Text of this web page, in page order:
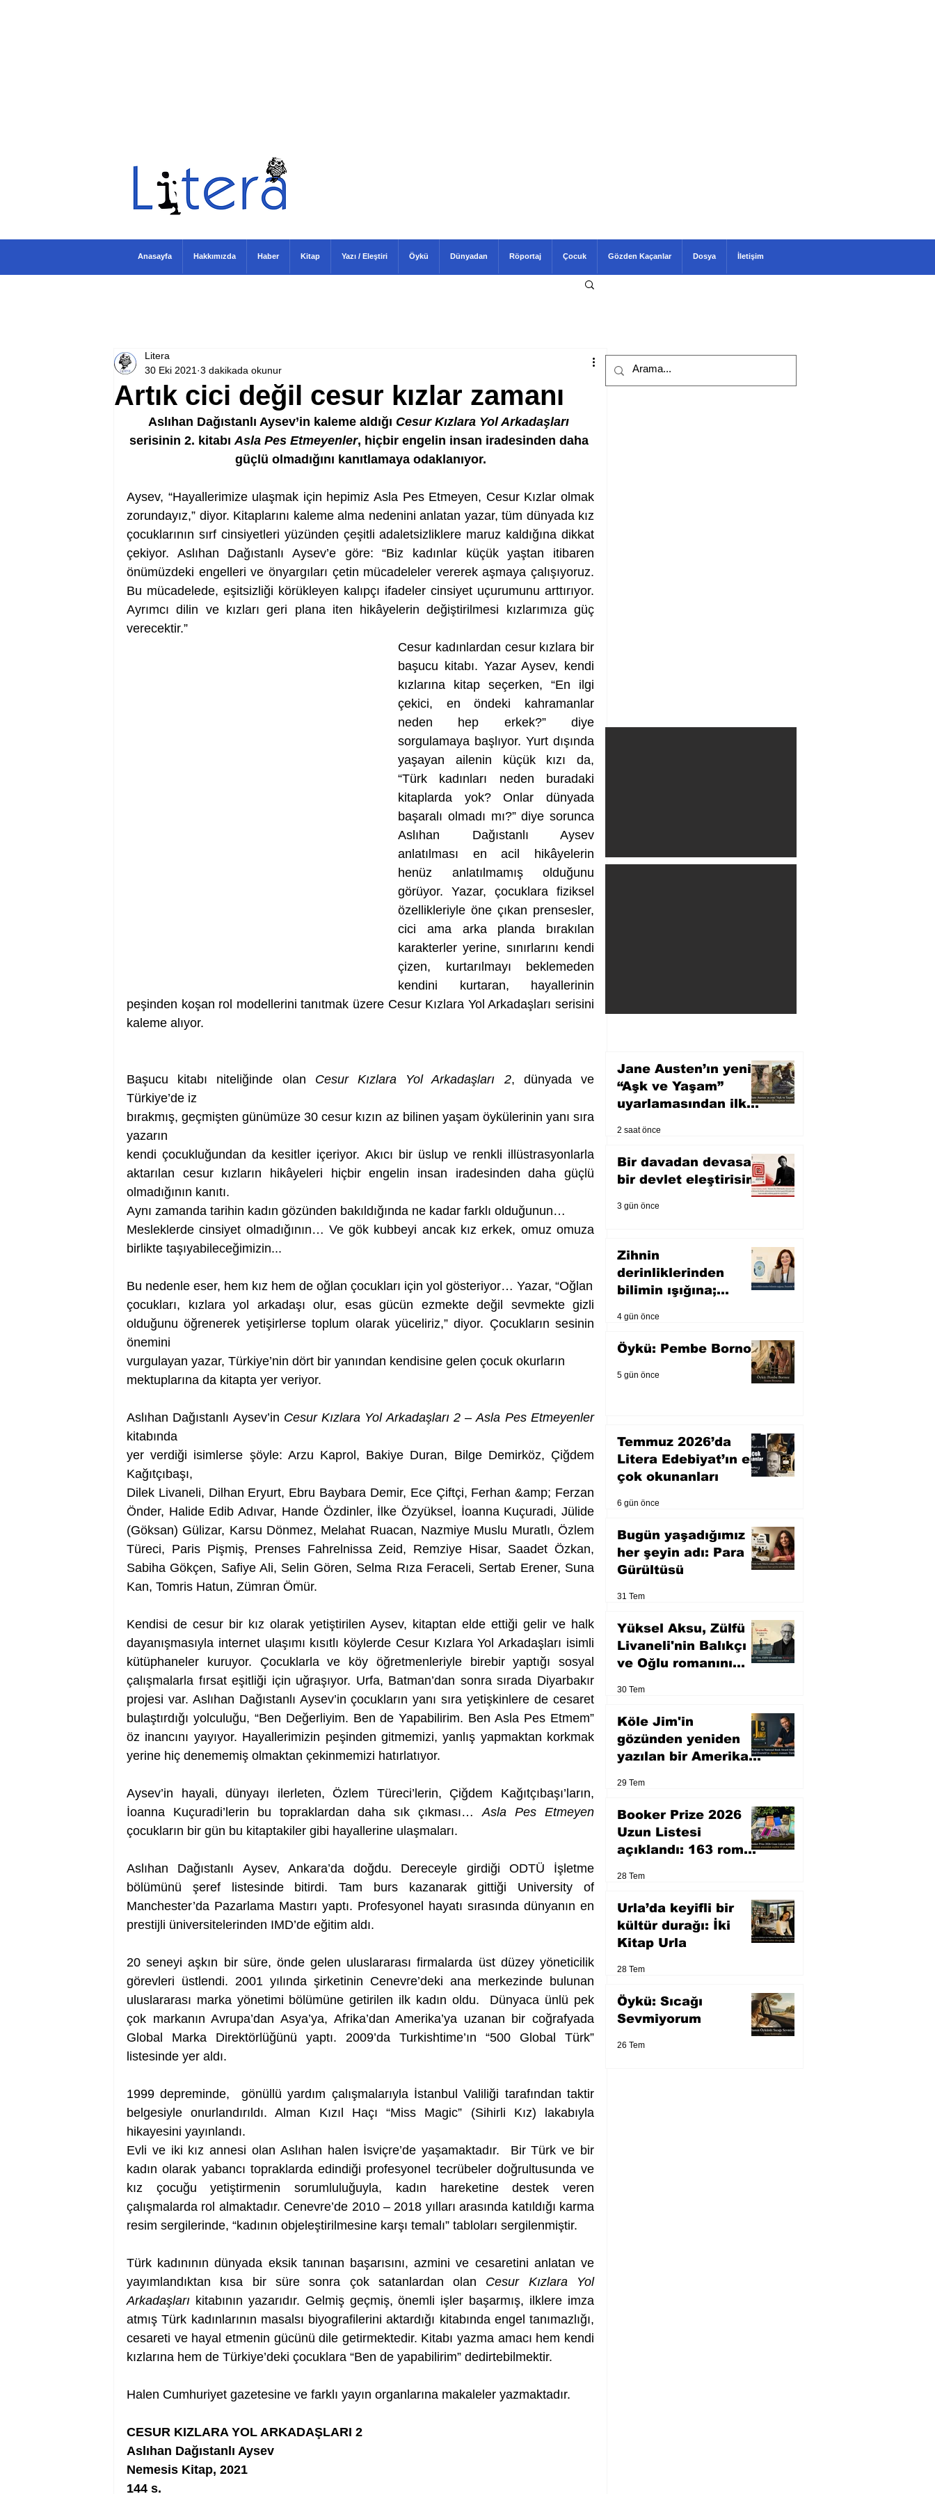
Artık cici değil cesur kızlar zamanı
Litera
30 Eki 2021 3 dakikada okunur
Aslıhan Dağıstanlı Aysev’in kaleme aldığı Cesur Kızlara Yol Arkadaşları
serisinin 2. kitabı Asla Pes Etmeyenler, hiçbir engelin insan iradesinden daha
güçlü olmadığını kanıtlamaya odaklanıyor.
Aysev, “Hayallerimize ulaşmak için hepimiz Asla Pes Etmeyen, Cesur Kızlar olmak
zorundayız,” diyor. Kitaplarını kaleme alma nedenini anlatan yazar, tüm dünyada kız
çocuklarının sırf cinsiyetleri yüzünden çeşitli adaletsizliklere maruz kaldığına dikkat
çekiyor. Aslıhan Dağıstanlı Aysev’e göre: “Biz kadınlar küçük yaştan itibaren
önümüzdeki engelleri ve önyargıları çetin mücadeleler vererek aşmaya çalışıyoruz.
Bu mücadelede, eşitsizliği körükleyen kalıpçı ifadeler cinsiyet uçurumunu arttırıyor.
Ayrımcı dilin ve kızları geri plana iten hikâyelerin değiştirilmesi kızlarımıza güç
verecektir.”
Cesur kadınlardan cesur kızlara bir
başucu kitabı. Yazar Aysev, kendi
kızlarına kitap seçerken, “En ilgi
çekici, en öndeki kahramanlar
neden hep erkek?” diye
sorgulamaya başlıyor. Yurt dışında
yaşayan ailenin küçük kızı da,
“Türk kadınları neden buradaki
kitaplarda yok? Onlar dünyada
başaralı olmadı mı?” diye sorunca
Aslıhan Dağıstanlı Aysev
anlatılması en acil hikâyelerin
henüz anlatılmamış olduğunu
görüyor. Yazar, çocuklara fiziksel
özellikleriyle öne çıkan prensesler,
cici ama arka planda bırakılan
karakterler yerine, sınırlarını kendi
çizen, kurtarılmayı beklemeden
kendini kurtaran, hayallerinin
peşinden koşan rol modellerini tanıtmak üzere Cesur Kızlara Yol Arkadaşları serisini
kaleme alıyor.
Başucu kitabı niteliğinde olan Cesur Kızlara Yol Arkadaşları 2, dünyada ve
Türkiye’de iz
bırakmış, geçmişten günümüze 30 cesur kızın az bilinen yaşam öykülerinin yanı sıra
yazarın
kendi çocukluğundan da kesitler içeriyor. Akıcı bir üslup ve renkli illüstrasyonlarla
aktarılan cesur kızların hikâyeleri hiçbir engelin insan iradesinden daha güçlü
olmadığının kanıtı.
Aynı zamanda tarihin kadın gözünden bakıldığında ne kadar farklı olduğunun…
Mesleklerde cinsiyet olmadığının… Ve gök kubbeyi ancak kız erkek, omuz omuza
birlikte taşıyabileceğimizin...
Bu nedenle eser, hem kız hem de oğlan çocukları için yol gösteriyor… Yazar, “Oğlan
çocukları, kızlara yol arkadaşı olur, esas gücün ezmekte değil sevmekte gizli
olduğunu öğrenerek yetişirlerse toplum olarak yüceliriz,” diyor. Çocukların sesinin
önemini
vurgulayan yazar, Türkiye’nin dört bir yanından kendisine gelen çocuk okurların
mektuplarına da kitapta yer veriyor.
Aslıhan Dağıstanlı Aysev’in Cesur Kızlara Yol Arkadaşları 2 – Asla Pes Etmeyenler
kitabında
yer verdiği isimlerse şöyle: Arzu Kaprol, Bakiye Duran, Bilge Demirköz, Çiğdem
Kağıtçıbaşı,
Dilek Livaneli, Dilhan Eryurt, Ebru Baybara Demir, Ece Çiftçi, Ferhan &amp; Ferzan
Önder, Halide Edib Adıvar, Hande Özdinler, İlke Özyüksel, İoanna Kuçuradi, Jülide
(Göksan) Gülizar, Karsu Dönmez, Melahat Ruacan, Nazmiye Muslu Muratlı, Özlem
Türeci, Paris Pişmiş, Prenses Fahrelnissa Zeid, Remziye Hisar, Saadet Özkan,
Sabiha Gökçen, Safiye Ali, Selin Gören, Selma Rıza Feraceli, Sertab Erener, Suna
Kan, Tomris Hatun, Zümran Ömür.
Kendisi de cesur bir kız olarak yetiştirilen Aysev, kitaptan elde ettiği gelir ve halk
dayanışmasıyla internet ulaşımı kısıtlı köylerde Cesur Kızlara Yol Arkadaşları isimli
kütüphaneler kuruyor. Çocuklarla ve köy öğretmenleriyle birebir yaptığı sosyal
çalışmalarla fırsat eşitliği için uğraşıyor. Urfa, Batman’dan sonra sırada Diyarbakır
projesi var. Aslıhan Dağıstanlı Aysev’in çocukların yanı sıra yetişkinlere de cesaret
bulaştırdığı yolculuğu, “Ben Değerliyim. Ben de Yapabilirim. Ben Asla Pes Etmem”
öz inancını yayıyor. Hayallerimizin peşinden gitmemizi, yanlış yapmaktan korkmak
yerine hiç denememiş olmaktan çekinmemizi hatırlatıyor.
Aysev’in hayali, dünyayı ilerleten, Özlem Türeci’lerin, Çiğdem Kağıtçıbaşı’ların,
İoanna Kuçuradi’lerin bu topraklardan daha sık çıkması… Asla Pes Etmeyen
çocukların bir gün bu kitaptakiler gibi hayallerine ulaşmaları.
Aslıhan Dağıstanlı Aysev, Ankara’da doğdu. Dereceyle girdiği ODTÜ İşletme
bölümünü şeref listesinde bitirdi. Tam burs kazanarak gittiği University of
Manchester’da Pazarlama Mastırı yaptı. Profesyonel hayatı sırasında dünyanın en
prestijli üniversitelerinden IMD’de eğitim aldı.
20 seneyi aşkın bir süre, önde gelen uluslararası firmalarda üst düzey yöneticilik
görevleri üstlendi. 2001 yılında şirketinin Cenevre’deki ana merkezinde bulunan
uluslararası marka yönetimi bölümüne getirilen ilk kadın oldu.  Dünyaca ünlü pek
çok markanın Avrupa’dan Asya’ya, Afrika’dan Amerika’ya uzanan bir coğrafyada
Global Marka Direktörlüğünü yaptı. 2009’da Turkishtime’ın “500 Global Türk”
listesinde yer aldı.
1999 depreminde,  gönüllü yardım çalışmalarıyla İstanbul Valiliği tarafından taktir
belgesiyle onurlandırıldı. Alman Kızıl Haçı “Miss Magic” (Sihirli Kız) lakabıyla
hikayesini yayınlandı.
Evli ve iki kız annesi olan Aslıhan halen İsviçre’de yaşamaktadır.  Bir Türk ve bir
kadın olarak yabancı topraklarda edindiği profesyonel tecrübeler doğrultusunda ve
kız çocuğu yetiştirmenin sorumluluğuyla, kadın hareketine destek veren
çalışmalarda rol almaktadır. Cenevre’de 2010 – 2018 yılları arasında katıldığı karma
resim sergilerinde, “kadının objeleştirilmesine karşı temalı” tabloları sergilenmiştir.
Türk kadınının dünyada eksik tanınan başarısını, azmini ve cesaretini anlatan ve
yayımlandıktan kısa bir süre sonra çok satanlardan olan Cesur Kızlara Yol
Arkadaşları kitabının yazarıdır. Gelmiş geçmiş, önemli işler başarmış, ilklere imza
atmış Türk kadınlarının masalsı biyografilerini aktardığı kitabında engel tanımazlığı,
cesareti ve hayal etmenin gücünü dile getirmektedir. Kitabı yazma amacı hem kendi
kızlarına hem de Türkiye’deki çocuklara “Ben de yapabilirim” dedirtebilmektir.
Halen Cumhuriyet gazetesine ve farklı yayın organlarına makaleler yazmaktadır.
CESUR KIZLARA YOL ARKADAŞLARI 2
Aslıhan Dağıstanlı Aysev
Nemesis Kitap, 2021
144 s.
Jane Austen’ın yeni
“Aşk ve Yaşam”
uyarlamasından ilk
2 saat önce
Bir davadan devasa
bir devlet eleştirisine
3 gün önce
Zihnin
derinliklerinden
bilimin ışığına;
4 gün önce
Öykü: Pembe Bornoz
5 gün önce
Temmuz 2026’da
Litera Edebiyat’ın en
çok okunanları
6 gün önce
Bugün yaşadığımız
her şeyin adı: Para
Gürültüsü
31 Tem
Yüksel Aksu, Zülfü
Livaneli'nin Balıkçı
ve Oğlu romanını
30 Tem
Köle Jim'in
gözünden yeniden
yazılan bir Amerikan
29 Tem
Booker Prize 2026
Uzun Listesi
açıklandı: 163 roman
28 Tem
Urla’da keyifli bir
kültür durağı: İki
Kitap Urla
28 Tem
Öykü: Sıcağı
Sevmiyorum
26 Tem
Anasayfa Hakkımızda Haber Kitap Yazı / Eleştiri Öykü Dünyadan Röportaj Çocuk Gözden Kaçanlar Dosya İletişim